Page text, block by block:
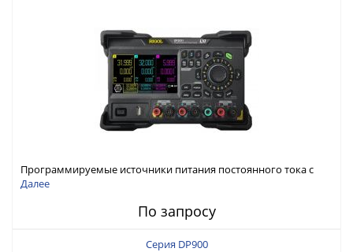
Программируемые источники питания постоянного тока с
мощностью 222 Вт, 3 канала
Далее
По запросу
Серия DP900